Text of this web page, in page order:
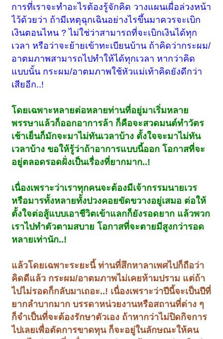
การที่เราจะทำอะไรต้องรู้จักคิด วางแผนเผื่อล่วงหน้า
ไว้ด้วยว่า ถ้ามีเหตุฉุกเฉินอย่างไรขึ้นมาควรจะเบิก
เงินตอนไหน ? ไม่ใช่ว่าสามารถที่จะเบิกเงินได้ทุก
เวลา หรือว่าจะย้ายเข้าทะเบียนบ้าน ถ้าคิดว่ากระผม/
อาตมภาพสามารถไปทำให้ได้ทุกเวลา หากว่าคิด
แบบนั้น กระผม/อาตมภาพใช้หัวแม่เท้าคิดยังดีกว่า
เสียอีก..!
โดยเฉพาะหลายต่อหลายท่านที่อยู่มาเริ่มหลาย
พรรษาแล้วก็ออกอาการล้า ก็คือจะสวดมนต์ทำวัตร
เช้าเย็นก็มักจะมาไม่ทันเวลาบ้าง ตั้งใจจะมาไม่ทัน
เวลาบ้าง ขอให้รู้ว่าถ้าอาการแบบนี้ออก โอกาสที่จะ
อยู่ตลอดรอดฝั่งเป็นเรื่องที่ยากมาก..!
เนื่องเพราะว่าเราทุกคนจะต้องมีเจ้ากรรมนายเวร
หรือมารทั้งหลายทั้งปวงคอยขัดขวางอยู่เสมอ ต่อให้
ตั้งใจต่อสู้แบบเอาชีวิตเข้าแลกก็ยังรอดยาก แล้วพวก
เราไปทำตัวตามสบาย โอกาสที่จะตายมีสูงกว่ารอด
หลายเท่านัก..!
แล้วโดยเฉพาะระยะนี้ ท่านที่สึกหาลาเพศไปก็ถือว่า
คิดดีแล้ว กระผม/อาตมภาพไม่เคยห้ามปราม แต่ถ้า
ไปไม่รอดก็กลับมาเถอะ..! เนื่องเพราะว่าปีนี้จะเป็นปีที่
ยากลำบากมาก บรรดาหน่วยงานหรือสถานที่ต่าง ๆ
ก็จำเป็นที่จะต้องรักษาตัวเอง ถ้าหากว่าไม่ปิดกิจการ
ไปเลยเพื่อตัดการขาดทุน ก็จะอยู่ในลักษณะให้คน